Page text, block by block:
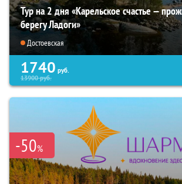
Тур на 2 дня «Карельское счастье —
берегу Ладоги»
Достоевская
1740 руб.
13900руб.
-50%